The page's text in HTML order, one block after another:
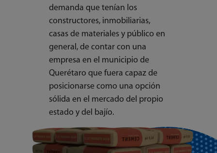
demanda que tenían los
constructores, inmobiliarias,
casas de materiales y público en
general, de contar con una
empresa en el municipio de
Querétaro que fuera capaz de
posicionarse como una opción
sólida en el mercado del propio
estado y del bajío.